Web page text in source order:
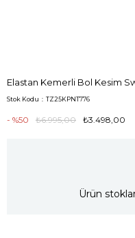
Elastan Kemerli Bol Kesim
Stok Kodu TZ25KPNT776
50 ₺6.995,00 ₺3.498,00
Ürün